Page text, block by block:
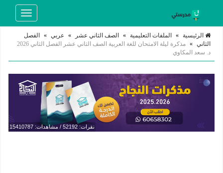
Toggle
الرئيسية » الملفات التعليمية » الصف الثاني عشر » عربي »
الفصل
الثاني »
مذكرة ليلة الامتحان للغة العربية الصف الثاني عشر الفصل الثاني 2026
د. سعد المكاوي
نقرات: 52192 / مشاهدات: 15410787